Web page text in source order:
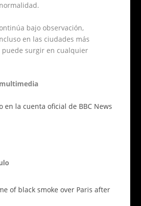
bajo observación,
en las ciudades más
puede surgir en cualquier
en la cuenta oficial de BBC News
of black smoke over Paris after